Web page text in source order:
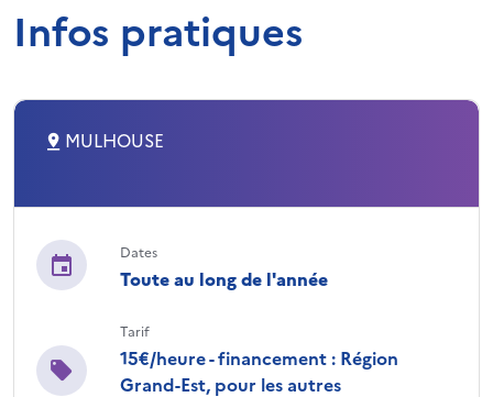
Infos pratiques
MULHOUSE
Dates
Toute au long de l'année
Tarif
15€/heure - financement : Région
Grand-Est, pour les autres